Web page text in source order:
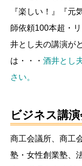
『楽しい！』『元
師依頼100本超・
井とし夫の講演が
は・・・ 酒井とし
さい。
ビジネス講
商工会議所、商工
塾・女性創業塾、